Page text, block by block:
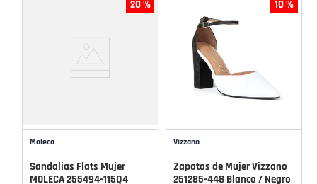
20 %
Moleca
Sandalias Flats Mujer
MOLECA 255494-115Q4
10 %
Vizzano
Zapatos de Mujer Vizzano
251285-448 Blanco / Negro